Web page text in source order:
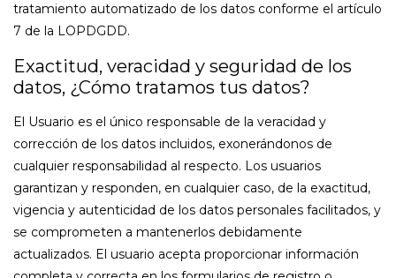
tratamiento automatizado de los datos conforme el artículo
7 de la LOPDGDD.
Exactitud, veracidad y seguridad de los
datos, ¿Cómo tratamos tus datos?
El Usuario es el único responsable de la veracidad y
corrección de los datos incluidos, exonerándonos de
cualquier responsabilidad al respecto. Los usuarios
garantizan y responden, en cualquier caso, de la exactitud,
vigencia y autenticidad de los datos personales facilitados, y
se comprometen a mantenerlos debidamente
actualizados. El usuario acepta proporcionar información